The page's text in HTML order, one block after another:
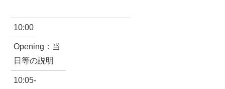
10:00
Opening：当
日等の説明
10:05-